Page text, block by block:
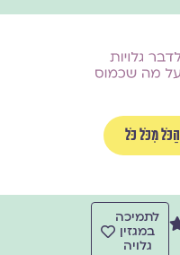
הַכֹּל מִכֹּל כֹּל
לתמיכה
במגזין
גלויה